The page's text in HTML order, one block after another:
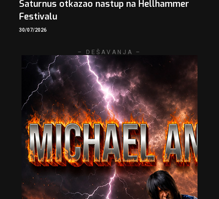
Saturnus otkazao nastup na Hellhammer
Festivalu
30/07/2026
– DEŠAVANJA –